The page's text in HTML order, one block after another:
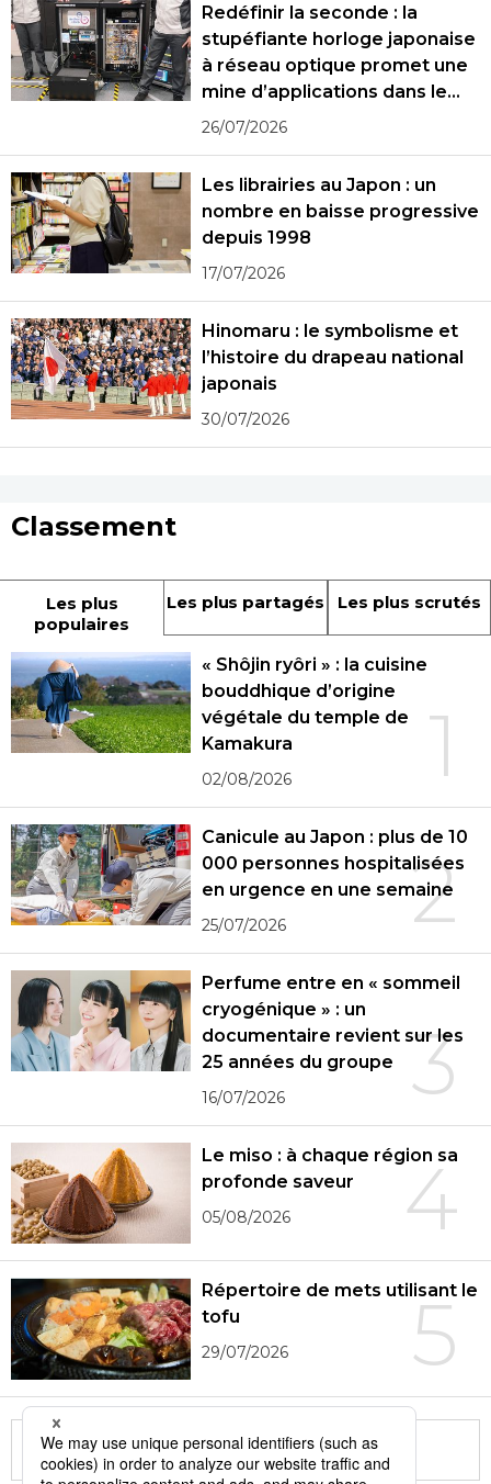
Redéfinir la seconde : la
stupéfiante horloge japonaise
à réseau optique promet une
mine d’applications dans le
monde réel
26/07/2026
Les librairies au Japon : un
nombre en baisse progressive
depuis 1998
17/07/2026
Hinomaru : le symbolisme et
l’histoire du drapeau national
japonais
30/07/2026
Classement
Les plus
populaires
Les plus partagés Les plus scrutés
1
« Shôjin ryôri » : la cuisine
bouddhique d’origine
végétale du temple de
Kamakura
02/08/2026
2
Canicule au Japon : plus de 10
000 personnes hospitalisées
en urgence en une semaine
25/07/2026
3
Perfume entre en « sommeil
cryogénique » : un
documentaire revient sur les
25 années du groupe
16/07/2026
4
Le miso : à chaque région sa
profonde saveur
05/08/2026
5
Répertoire de mets utilisant le
tofu
29/07/2026
More in this series